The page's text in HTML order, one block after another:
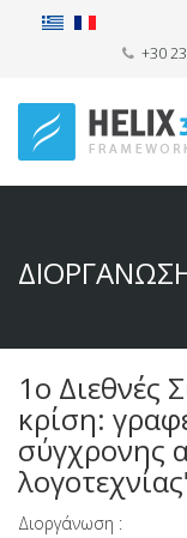
+30
1ο Διεθνές
κρίση:
σύγχρονης
Διοργάνωση :